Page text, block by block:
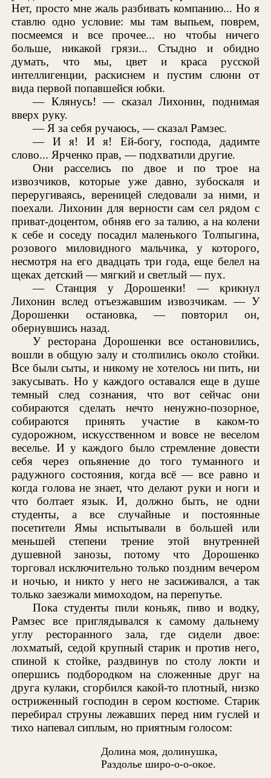
Нет, просто мне жаль разбивать компанию... Но я
ставлю одно условие: мы там выпьем, поврем,
посмеемся и все прочее... но чтобы ничего
больше, никакой грязи... Стыдно и обидно
думать, что мы, цвет и краса русской
интеллигенции, раскиснем и пустим слюни от
вида первой попавшейся юбки.
— Клянусь! — сказал Лихонин, поднимая
вверх руку.
— Я за себя ручаюсь, — сказал Рамзес.
— И я! И я! Ей-богу, господа, дадимте
слово... Ярченко прав, — подхватили другие.
Они расселись по двое и по трое на
извозчиков, которые уже давно, зубоскаля и
переругиваясь, вереницей следовали за ними, и
поехали. Лихонин для верности сам сел рядом с
приват-доцентом, обняв его за талию, а на колени
к себе и соседу посадил маленького Толпыгина,
розового миловидного мальчика, у которого,
несмотря на его двадцать три года, еще белел на
щеках детский — мягкий и светлый — пух.
— Станция у Дорошенки! — крикнул
Лихонин вслед отъезжавшим извозчикам. — У
Дорошенки остановка, — повторил он,
обернувшись назад.
У ресторана Дорошенки все остановились,
вошли в общую залу и столпились около стойки.
Все были сыты, и никому не хотелось ни пить, ни
закусывать. Но у каждого оставался еще в душе
темный след сознания, что вот сейчас они
собираются сделать нечто ненужно-позорное,
собираются принять участие в каком-то
судорожном, искусственном и вовсе не веселом
веселье. И у каждого было стремление довести
себя через опьянение до того туманного и
радужного состояния, когда всё — все равно и
когда голова не знает, что делают руки и ноги и
что болтает язык. И, должно быть, не одни
студенты, а все случайные и постоянные
посетители Ямы испытывали в большей или
меньшей степени трение этой внутренней
душевной занозы, потому что Дорошенко
торговал исключительно только поздним вечером
и ночью, и никто у него не засиживался, а так
только заезжали мимоходом, на перепутье.
Пока студенты пили коньяк, пиво и водку,
Рамзес все приглядывался к самому дальнему
углу ресторанного зала, где сидели двое:
лохматый, седой крупный старик и против него,
спиной к стойке, раздвинув по столу локти и
опершись подбородком на сложенные друг на
друга кулаки, сгорбился какой-то плотный, низко
остриженный господин в сером костюме. Старик
перебирал струны лежавших перед ним гуслей и
тихо напевал сиплым, но приятным голосом:
Долина моя, долинушка,
Раздолье широ-о-о-окое.